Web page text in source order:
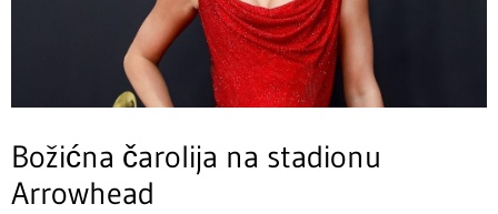
Božićna čarolija na stadionu
Arrowhead